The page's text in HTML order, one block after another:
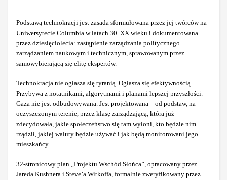
Podstawą technokracji jest zasada sformułowana przez jej twórców na
Uniwersytecie Columbia w latach 30. XX wieku i dokumentowana
przez dziesięciolecia: zastąpienie zarządzania politycznego
zarządzaniem naukowym i technicznym, sprawowanym przez
samowybierającą się elitę ekspertów.
Technokracja nie ogłasza się tyranią. Ogłasza się efektywnością.
Przybywa z notatnikami, algorytmami i planami lepszej przyszłości.
Gaza nie jest odbudowywana. Jest projektowana – od podstaw, na
oczyszczonym terenie, przez klasę zarządzającą, która już
zdecydowała, jakie społeczeństwo się tam wyłoni, kto będzie nim
rządził, jakiej waluty będzie używać i jak będą monitorowani jego
mieszkańcy.
32-stronicowy plan „Projektu Wschód Słońca”, opracowany przez
Jareda Kushnera i Steve’a Witkoffa, formalnie zweryfikowany przez